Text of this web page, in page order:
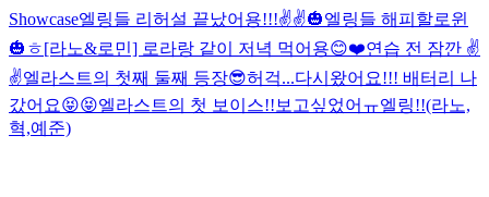
Showcase엘링들 리허설 끝났어용!!!✌️✌️🎃엘링들 해피할로윈
🎃ㅎ[라노&로민] 로라랑 같이 저녁 먹어용😊❤️연습 전 잠깐 ✌️
✌️엘라스트의 첫째 둘째 등장😎허걱...다시왔어요!!! 배터리 나
갔어요😝😝엘라스트의 첫 보이스!!보고싶었어ㅠ엘링!!(라노,
혁,예준)